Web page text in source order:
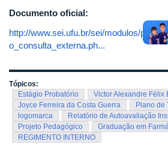
Documento oficial:
http://www.sei.ufu.br/sei/modulos/
o_consulta_externa.ph...
Tópicos:
Estágio Probatório
Victor Alexandre Félix
Joyce Ferreira da Costa Guerra
Plano de
logomarca
Relatório de Autoavaliação
Projeto Pedagógico
Graduação em
REGIMENTO INTERNO